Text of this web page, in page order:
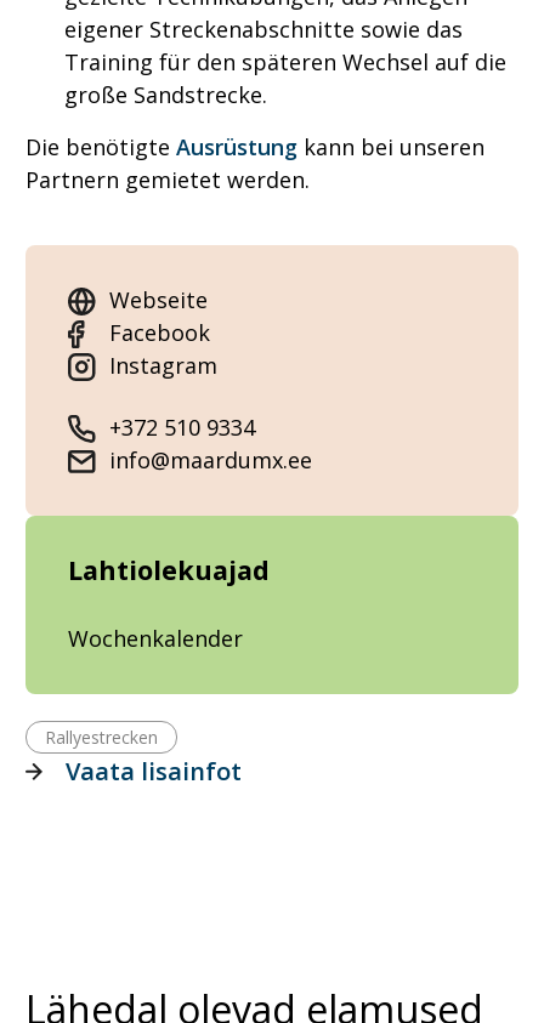
eigener Streckenabschnitte sowie das
Training für den späteren Wechsel auf die
große Sandstrecke.
Die benötigte Ausrüstung kann bei unseren
Partnern gemietet werden.
Webseite
Facebook
Instagram
+372 510 9334
info@maardumx.ee
Lahtiolekuajad
Wochenkalender
Rallyestrecken
Vaata lisainfot
Lähedal olevad elamused